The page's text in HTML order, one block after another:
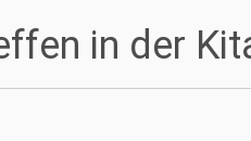
in der